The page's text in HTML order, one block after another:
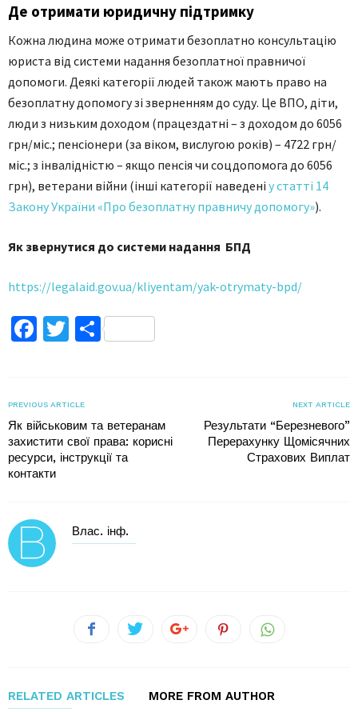
Де отримати юридичну підтримку
Кожна людина може отримати безоплатно консультацію
юриста від системи надання безоплатної правничої
допомоги. Деякі категорії людей також мають право на
безоплатну допомогу зі зверненням до суду. Це ВПО, діти,
люди з низьким доходом (працездатні – з доходом до 6056
грн/міс.; пенсіонери (за віком, вислугою років) – 4722 грн/
міс.; з інвалідністю – якщо пенсія чи соцдопомога до 6056
грн), ветерани війни (інші категорії наведені у статті 14
Закону України «Про безоплатну правничу допомогу»).
Як звернутися до системи надання БПД
https://legalaid.gov.ua/kliyentam/yak-otrymaty-bpd/
Facebook
TwitterПоділитися
PREVIOUS ARTICLE
Як військовим та ветеранам
захистити свої права: корисні
ресурси, інструкції та
контакти
NEXT ARTICLE
Результати “Березневого”
Перерахунку Щомісячних
Страхових Виплат
Влас. інф.
RELATED ARTICLES MORE FROM AUTHOR